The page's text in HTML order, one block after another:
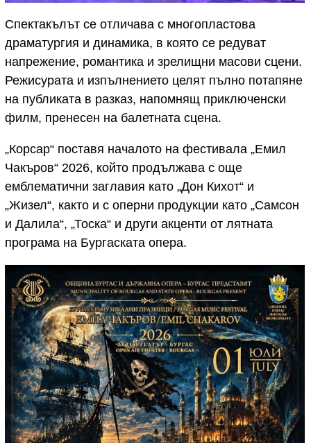
Спектакълът се отличава с многопластова
драматургия и динамика, в която се редуват
напрежение, романтика и зрелищни масови сцени.
Режисурата и изпълнението целят пълно потапяне
на публиката в разказ, напомнящ приключенски
филм, пренесен на балетната сцена.
„Корсар“ поставя началото на фестивала „Емил
Чакъров“ 2026, който продължава с още
емблематични заглавия като „Дон Кихот“ и
„Жизел“, както и с оперни продукции като „Самсон
и Далила“, „Тоска“ и други акценти от лятната
програма на Бургаската опера.